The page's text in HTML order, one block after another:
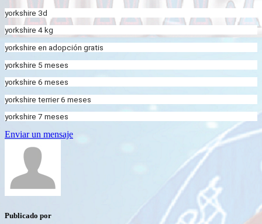
yorkshire 3d
yorkshire 4 kg
yorkshire en adopción gratis
yorkshire 5 meses
yorkshire 6 meses
yorkshire terrier 6 meses
yorkshire 7 meses
Enviar un mensaje
Publicado por